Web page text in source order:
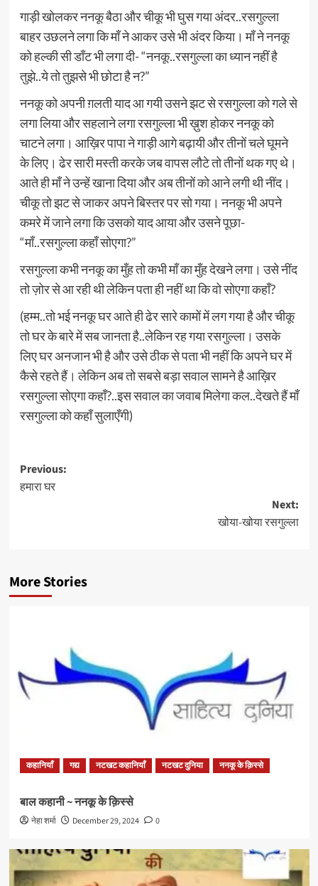
गाड़ी खोलकर ननकू बैठा और चीकू भी घुस गया अंदर..रसगुल्ला
बाहर उछलने लगा कि माँ ने आकर उसे भी अंदर किया। माँ ने ननकू
को हल्की सी डाँट भी लगा दी- “ननकू..रसगुल्ला का ध्यान नहीं है
तुझे..ये तो तुझसे भी छोटा है न?”
ननकू को अपनी ग़लती याद आ गयी उसने झट से रसगुल्ला को गले से
लगा लिया और सहलाने लगा रसगुल्ला भी ख़ुश होकर ननकू को
चाटने लगा। आख़िर पापा ने गाड़ी आगे बढ़ायी और तीनों चले घूमने
के लिए। ढेर सारी मस्ती करके जब वापस लौटे तो तीनों थक गए थे।
आते ही माँ ने उन्हें खाना दिया और अब तीनों को आने लगी थी नींद।
चीकू तो झट से जाकर अपने बिस्तर पर सो गया। ननकू भी अपने
कमरे में जाने लगा कि उसको याद आया और उसने पूछा-
“माँ..रसगुल्ला कहाँ सोएगा?”
रसगुल्ला कभी ननकू का मुँह तो कभी माँ का मुँह देखने लगा। उसे नींद
तो ज़ोर से आ रही थी लेकिन पता ही नहीं था कि वो सोएगा कहाँ?
(हम्म..तो भई ननकू घर आते ही ढेर सारे कामों में लग गया है और चीकू
तो घर के बारे में सब जानता है..लेकिन रह गया रसगुल्ला। उसके
लिए घर अनजान भी है और उसे ठीक से पता भी नहीं कि अपने घर में
कैसे रहते हैं। लेकिन अब तो सबसे बड़ा सवाल सामने है आख़िर
रसगुल्ला सोएगा कहाँ?..इस सवाल का जवाब मिलेगा कल..देखते हैं माँ
रसगुल्ला को कहाँ सुलाएँगी)
Post
navigation
Previous:
हमारा घर
Next:
खोया-खोया रसगुल्ला
More Stories
कहानियाँ गद्य नटखट कहानियाँ नटखट दुनिया ननकू के क़िस्से
बाल कहानी ~ ननकू के क़िस्से
नेहा शर्मा December 29, 2024 0